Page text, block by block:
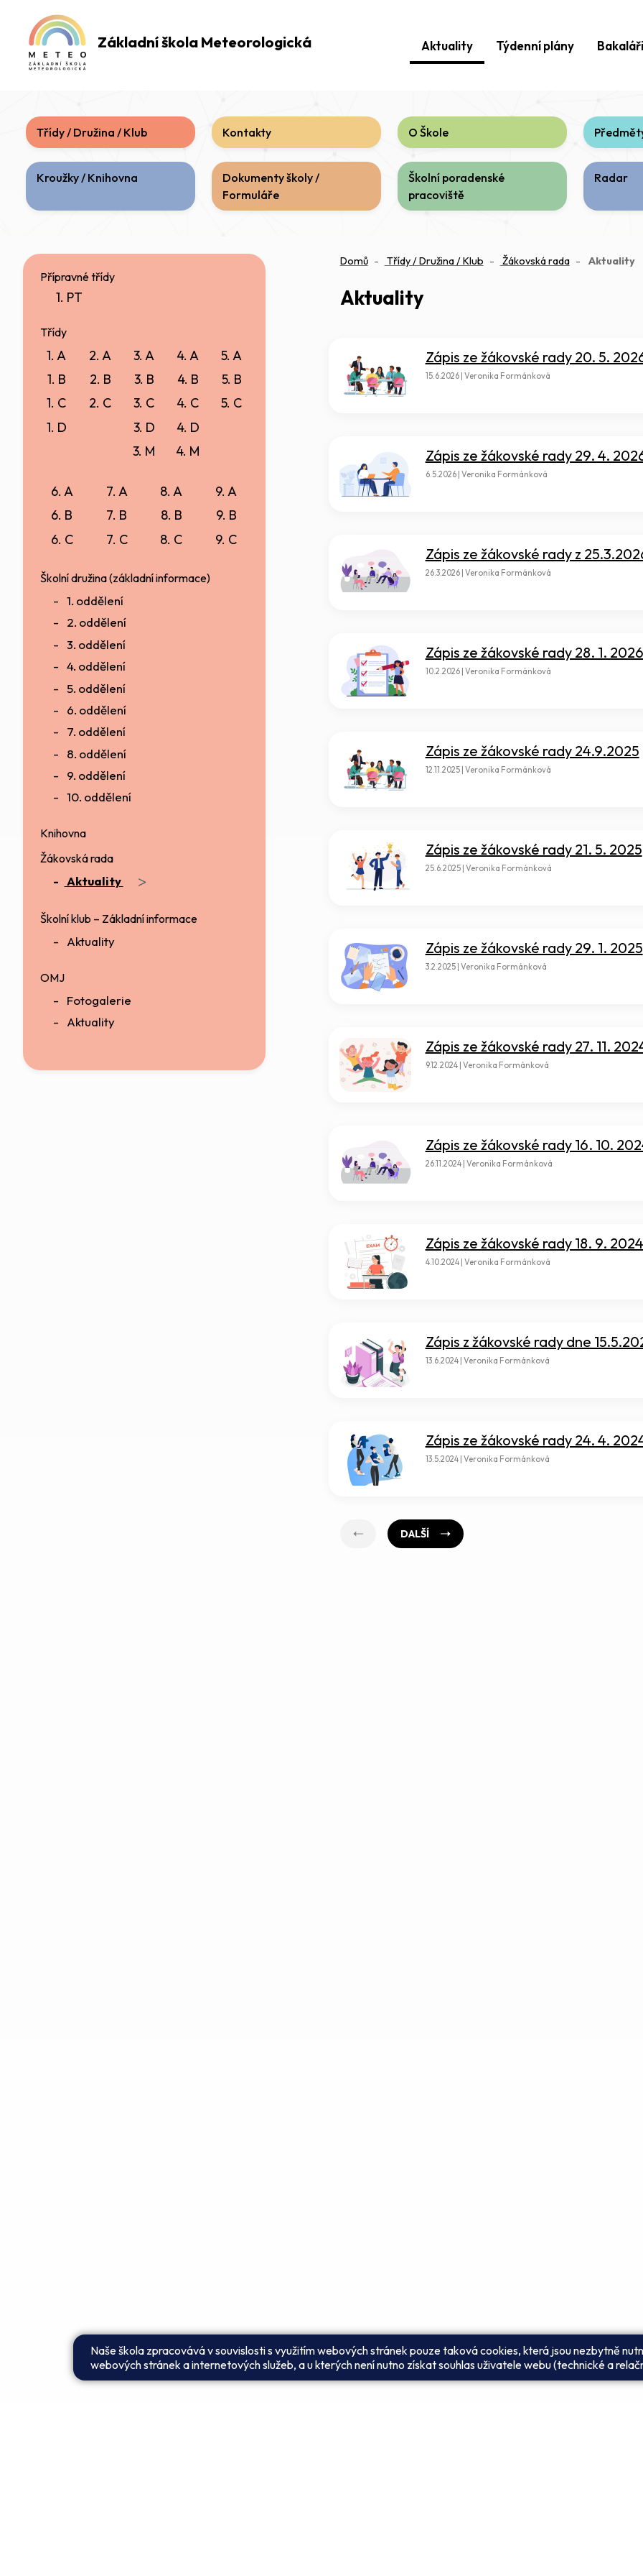
Základní škola Meteorologická Aktuality Týdenní plány Bakaláři
Třídy / Družina / Klub Kontakty O Škole
Kroužky / Knihovna
Dokumenty školy /
Formuláře
Školní poradenské
pracoviště
Radar
Přípravné třídy
1. PT
Třídy
1. A
1. B
1. C
1. D
2. A
2. B
2. C
3. A
3. B
3. C
3. D
3. M
4. A
4. B
4. C
4. D
4. M
5. A
5. B
5. C
6. A
6. B
6. C
7. A
7. B
7. C
8. A
8. B
8. C
9. A
9. B
9. C
Školní družina (základní informace)
1. oddělení
2. oddělení
3. oddělení
4. oddělení
5. oddělení
6. oddělení
7. oddělení
8. oddělení
9. oddělení
10. oddělení
Knihovna
Žákovská rada
Aktuality >
Školní klub – Základní informace
Aktuality
OMJ
Fotogalerie
Aktuality
Domů Třídy / Družina / Klub Žákovská rada Aktuality
Aktuality
Zápis ze žákovské rady 20. 5.
15.6.2026 | Veronika Formánková
Zápis ze žákovské rady 29. 4.
6.5.2026 | Veronika Formánková
Zápis ze žákovské rady z
26.3.2026 | Veronika Formánková
Zápis ze žákovské rady 28. 1. 2026
10.2.2026 | Veronika Formánková
Zápis ze žákovské rady 24.9.2025
12.11.2025 | Veronika Formánková
Zápis ze žákovské rady 21. 5. 2025
25.6.2025 | Veronika Formánková
Zápis ze žákovské rady 29. 1. 2025
3.2.2025 | Veronika Formánková
Zápis ze žákovské rady 27. 11.
9.12.2024 | Veronika Formánková
Zápis ze žákovské rady 16. 10.
26.11.2024 | Veronika Formánková
Zápis ze žákovské rady 18. 9. 2024
4.10.2024 | Veronika Formánková
Zápis z žákovské rady dne
13.6.2024 | Veronika Formánková
Zápis ze žákovské rady 24. 4.
13.5.2024 | Veronika Formánková
DALŠÍ
Naše škola zpracovává v souvislosti s využitím webových stránek pouze taková cookies, která jsou nezbytně
webových stránek a internetových služeb, a u kterých není nutno získat souhlas uživatele webu (technické a